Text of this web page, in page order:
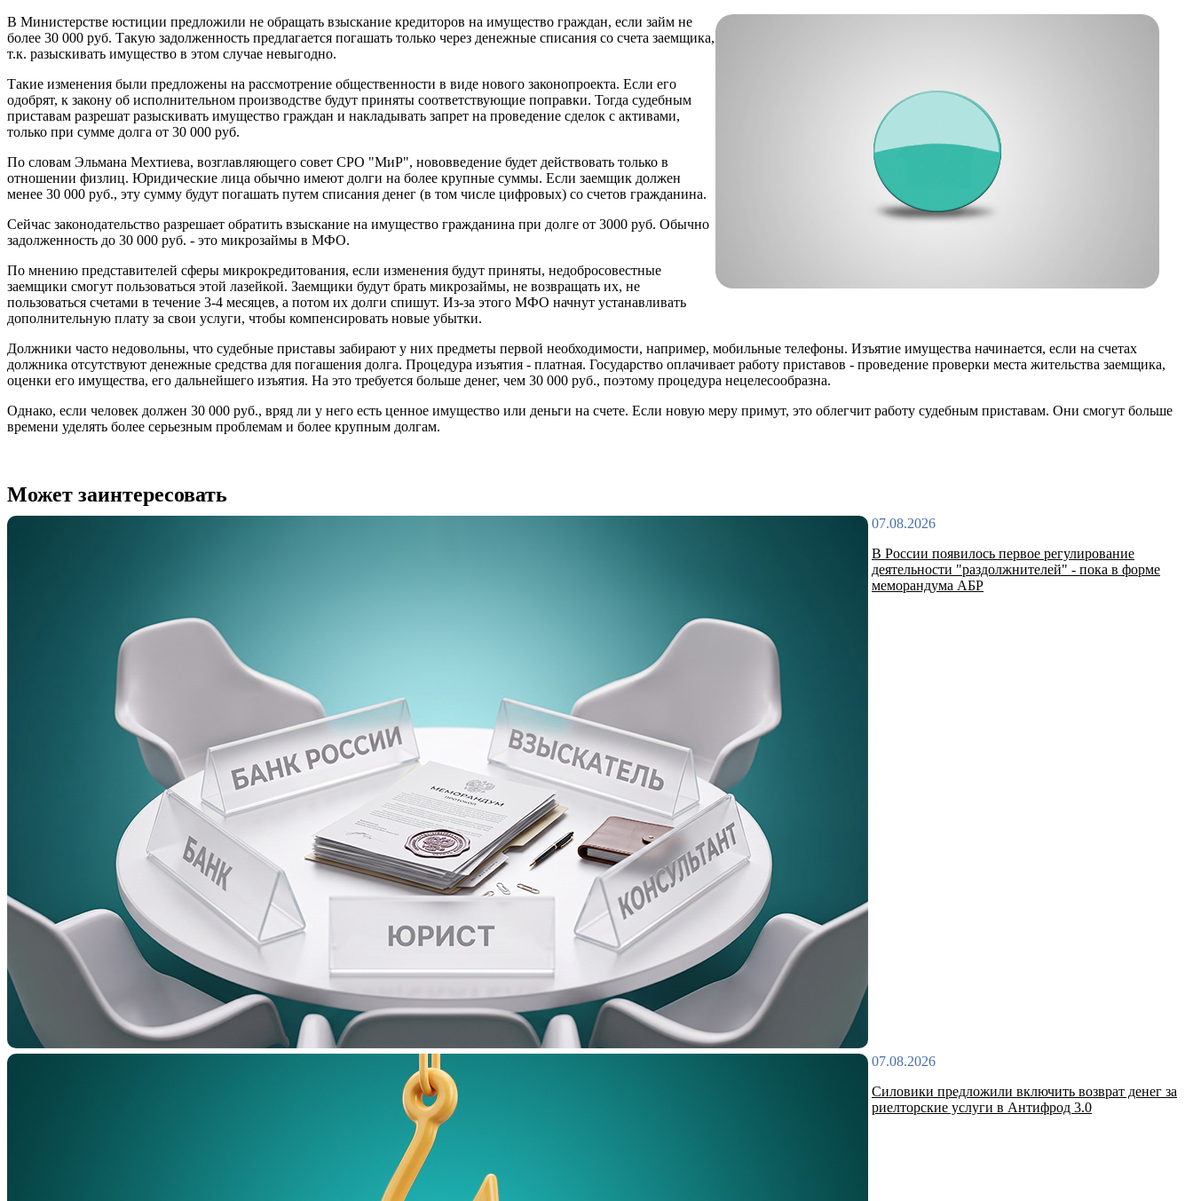
В Министерстве юстиции предложили не обращать взыскание кредиторов на имущество граждан, если займ не
более 30 000 руб. Такую задолженность предлагается погашать только через денежные списания со счета заемщика,
т.к. разыскивать имущество в этом случае невыгодно.
Такие изменения были предложены на рассмотрение общественности в виде нового законопроекта. Если его
одобрят, к закону об исполнительном производстве будут приняты соответствующие поправки. Тогда судебным
приставам разрешат разыскивать имущество граждан и накладывать запрет на проведение сделок с активами,
только при сумме долга от 30 000 руб.
По словам Эльмана Мехтиева, возглавляющего совет СРО "МиР", нововведение будет действовать только в
отношении физлиц. Юридические лица обычно имеют долги на более крупные суммы. Если заемщик должен
менее 30 000 руб., эту сумму будут погашать путем списания денег (в том числе цифровых) со счетов гражданина.
Сейчас законодательство разрешает обратить взыскание на имущество гражданина при долге от 3000 руб. Обычно
задолженность до 30 000 руб. - это микрозаймы в МФО.
По мнению представителей сферы микрокредитования, если изменения будут приняты, недобросовестные
заемщики смогут пользоваться этой лазейкой. Заемщики будут брать микрозаймы, не возвращать их, не
пользоваться счетами в течение 3-4 месяцев, а потом их долги спишут. Из-за этого МФО начнут устанавливать
дополнительную плату за свои услуги, чтобы компенсировать новые убытки.
Должники часто недовольны, что судебные приставы забирают у них предметы первой необходимости, например, мобильные телефоны. Изъятие имущества начинается, если на счетах
должника отсутствуют денежные средства для погашения долга. Процедура изъятия - платная. Государство оплачивает работу приставов - проведение проверки места жительства заемщика,
оценки его имущества, его дальнейшего изъятия. На это требуется больше денег, чем 30 000 руб., поэтому процедура нецелесообразна.
Однако, если человек должен 30 000 руб., вряд ли у него есть ценное имущество или деньги на счете. Если новую меру примут, это облегчит работу судебным приставам. Они смогут больше
времени уделять более серьезным проблемам и более крупным долгам.
Может заинтересовать
07.08.2026
В России появилось первое регулирование
деятельности "раздолжнителей" - пока в форме
меморандума АБР
07.08.2026
Силовики предложили включить возврат денег за
риелторские услуги в Антифрод 3.0